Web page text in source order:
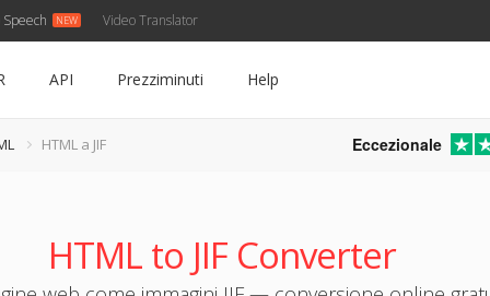
Video Translator
API Prezziminuti Help
HTML a JIF Eccezionale
HTML to JIF Converter